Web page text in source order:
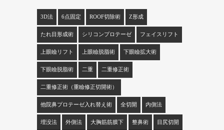
3D法 6点固定 ROOF切除術 Z形成
たれ目形成術 シリコンプロテーゼ フェイスリフト
上眼瞼リフト 上眼瞼脱脂術 下眼瞼拡大術
下眼瞼脱脂術 二重 二重修正術
二重修正術（重瞼修正切開術）
他院鼻プロテーゼ入れ替え術 全切開 内側法
埋没法 外側法 大胸筋筋膜下 整鼻術 目尻切開